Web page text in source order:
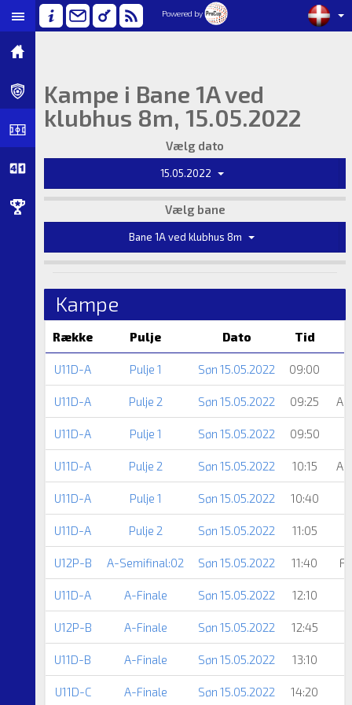
Powered by
Kampe i Bane 1A ved
klubhus 8m, 15.05.2022
Vælg dato
15.05.2022
Vælg bane
Bane 1A ved klubhus 8m
Kampe
Række Pulje Dato Tid
U11D-A Pulje 1 Søn 15.05.2022 09:00
U11D-A Pulje 2 Søn 15.05.2022 09:25
U11D-A Pulje 1 Søn 15.05.2022 09:50
U11D-A Pulje 2 Søn 15.05.2022 10:15
U11D-A Pulje 1 Søn 15.05.2022 10:40
U11D-A Pulje 2 Søn 15.05.2022 11:05
U12P-B A-Semifinal:02 Søn 15.05.2022 11:40
U11D-A A-Finale Søn 15.05.2022 12:10
U12P-B A-Finale Søn 15.05.2022 12:45
U11D-B A-Finale Søn 15.05.2022 13:10
U11D-C A-Finale Søn 15.05.2022 14:20